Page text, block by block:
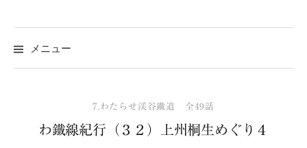
ッ
プ メニュー
7.わたらせ渓谷鐵道 全49話
わ鐵線紀行（３２）上州桐生めぐり４